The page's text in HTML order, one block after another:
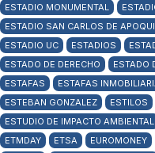
ESTADIO MONUMENTAL
ESTADIO SAN CARLOS DE
ESTADIO UC
ESTADIOS
ESTADO DE DERECHO
ESTADO
ESTAFAS
ESTAFAS
ESTEBAN GONZALEZ
ESTILOS
ESTUDIO DE IMPACTO AMBIENTAL
ETMDAY
ETSA EUROMONEY